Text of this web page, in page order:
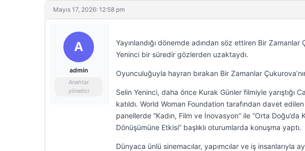
Mayıs 17, 2026: 12:58 pm
A
admin
Anahtar
yönetici
Yayınlandığı dönemde adından söz ettiren Bir
Yeninci bir süredir gözlerden uzaktaydı.
Oyunculuğuyla hayran bırakan Bir Zamanlar
Selin Yeninci, daha önce Kurak Günler filmiyle yarıştığı
katıldı. World Woman Foundation tarafından davet
panellerde “Kadın, Film ve İnovasyon” ile “Orta Doğu’da
Dönüşümüne Etkisi” başlıklı oturumlarda konuşma yaptı.
Dünyaca ünlü sinemacılar, yapımcılar ve iş insanlarıyla